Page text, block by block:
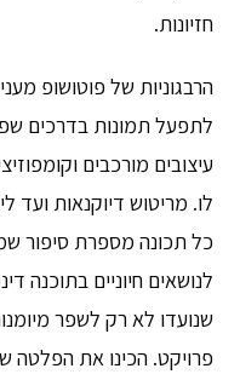
חזיונות.
הרבגוניות של פוטושופ
לתפעל תמונות בדרכים
עיצובים מורכבים
לו. מריטוש דיוקנאות ועד
כל תכונה מספרת סיפור
לנושאים חיוניים בתוכנה
שנועדו לא רק לשפר
פרויקט. הכינו את הפלטה